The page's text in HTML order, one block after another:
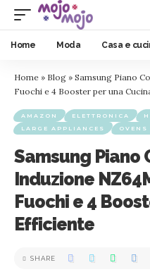
Home Moda Casa e
Home » Blog » Samsung Piano
Fuochi e 4 Booster per una
AMAZON ELETTRONICA
LARGE APPLIANCES
Samsung Piano
Induzione
Fuochi e 4
Efficiente
SHARE